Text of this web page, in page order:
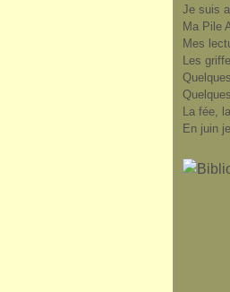
Je suis
Ma Pile
Mes
Les
La fée,
En juin